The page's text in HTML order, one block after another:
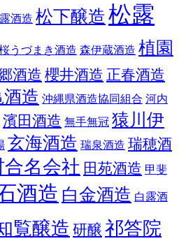
酒造 松下醸造 松露
うづまき酒造 森伊蔵酒造 植園
酒造 櫻井酒造 正春酒造
造 沖縄県酒造協同組合 河内
濱田酒造 無手無冠 猿川伊
玄海酒造 瑞泉酒造 瑞穂酒
合名会社 田苑酒造 甲斐
酒造 白金酒造 白露酒
覧醸造 研醸 祁答院